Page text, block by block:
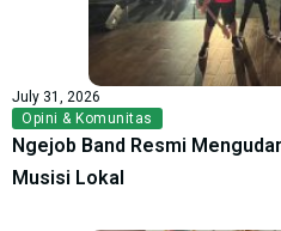
July 31, 2026
Opini & Komunitas
Ngejob Band Resmi
Musisi Lokal